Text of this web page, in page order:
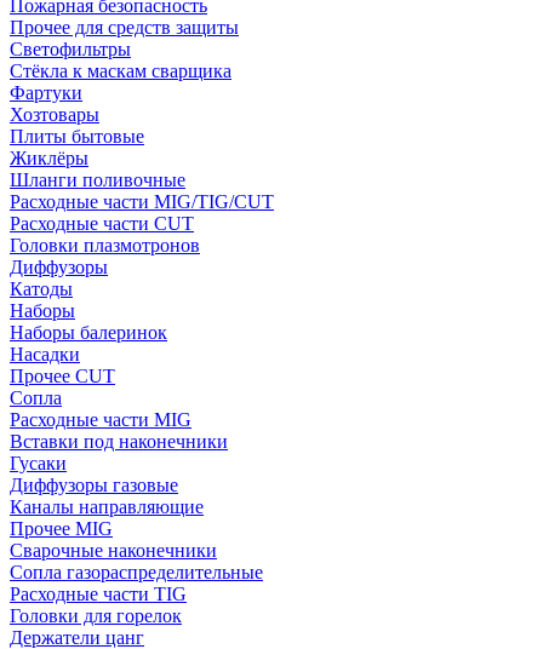
Пожарная безопасность
Прочее для средств защиты
Светофильтры
Стёкла к маскам сварщика
Фартуки
Хозтовары
Плиты бытовые
Жиклёры
Шланги поливочные
Расходные части MIG/TIG/CUT
Расходные части CUT
Головки плазмотронов
Диффузоры
Катоды
Наборы
Наборы балеринок
Насадки
Прочее CUT
Сопла
Расходные части MIG
Вставки под наконечники
Гусаки
Диффузоры газовые
Каналы направляющие
Прочее MIG
Сварочные наконечники
Сопла газораспределительные
Расходные части TIG
Головки для горелок
Держатели цанг